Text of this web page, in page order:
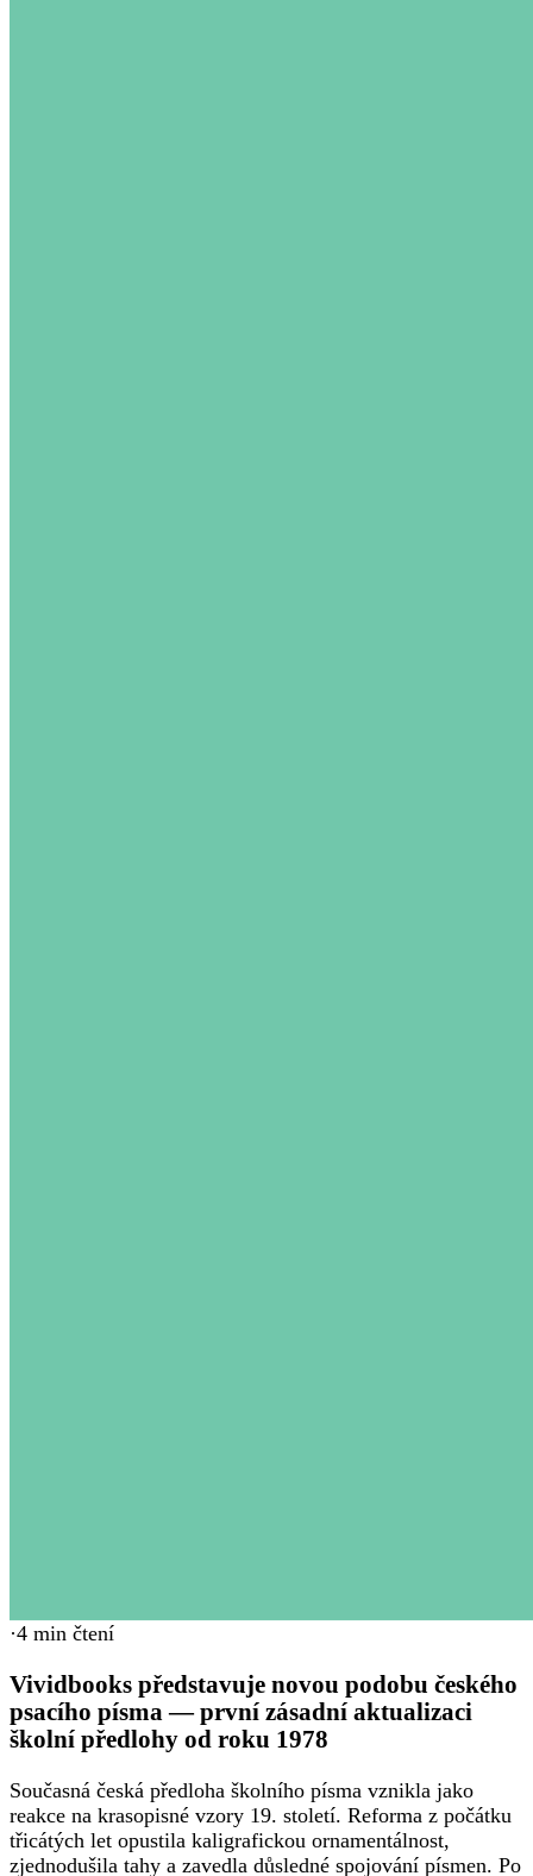
·4 min čtení
Vividbooks představuje novou podobu českého
psacího písma — první zásadní aktualizaci
školní předlohy od roku 1978
Současná česká předloha školního písma vznikla jako
reakce na krasopisné vzory 19. století. Reforma z počátku
třicátých let opustila kaligrafickou ornamentálnost,
zjednodušila tahy a zavedla důsledné spojování písmen. Po